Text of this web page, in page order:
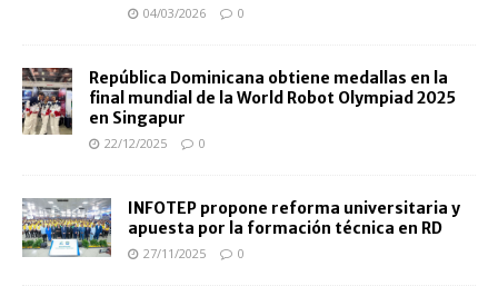
04/03/2026 0
República Dominicana obtiene medallas en la
final mundial de la World Robot Olympiad 2025
en Singapur
22/12/2025 0
INFOTEP propone reforma universitaria y
apuesta por la formación técnica en RD
27/11/2025 0